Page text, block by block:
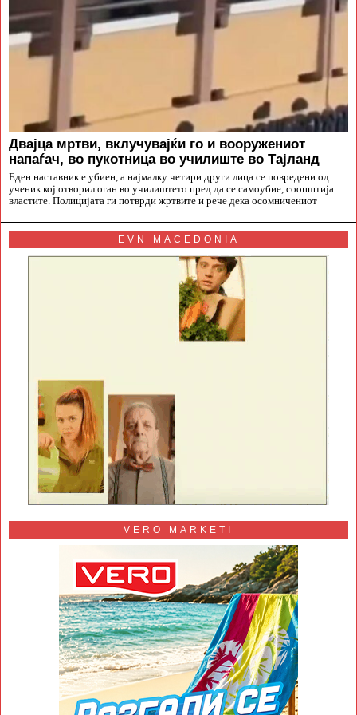
Двајца мртви, вклучувајќи го и вооружениот
напаѓач, во пукотница во училиште во Тајланд
Еден наставник е убиен, а најмалку четири други лица се повредени од
ученик кој отворил оган во училиштето пред да се самоубие, соопштија
властите. Полицијата ги потврди жртвите и рече дека осомничениот
EVN MACEDONIA
VERO MARKETI